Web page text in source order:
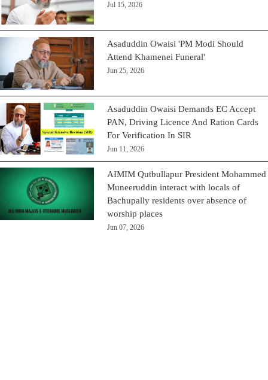
Jul 15, 2026
Asaduddin Owaisi 'PM Modi Should
Attend Khamenei Funeral'
Jun 25, 2026
Asaduddin Owaisi Demands EC Accept
PAN, Driving Licence And Ration Cards
For Verification In SIR
Jun 11, 2026
AIMIM Qutbullapur President Mohammed
Muneeruddin interact with locals of
Bachupally residents over absence of
worship places
Jun 07, 2026